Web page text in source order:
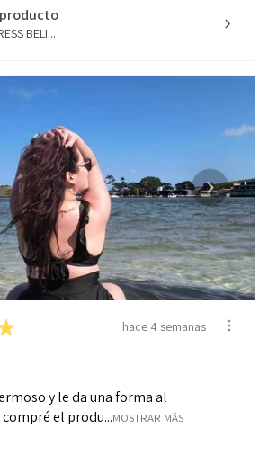
BELI...
hace 4 semanas
y le da una forma al
el produ...MOSTRAR MÁS